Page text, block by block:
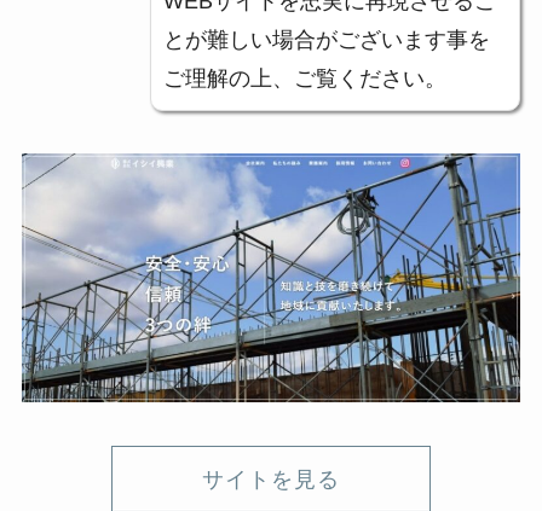
とが難しい場合がございます事を
ご理解の上、ご覧ください。
サイトを見る